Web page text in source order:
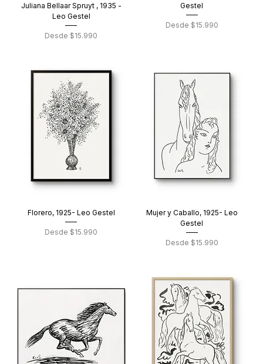
Juliana Bellaar Spruyt , 1935 -
Leo Gestel
Desde $15.990
Precio de oferta
Gestel
Desde $15.990
Precio de oferta
Florero, 1925- Leo Gestel
Desde $15.990
Precio de oferta
Mujer y Caballo, 1925- Leo
Gestel
Desde $15.990
Precio de oferta